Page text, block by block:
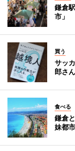
鎌倉
市」
買う
サッ
郎さ
食べる
鎌倉
妹都